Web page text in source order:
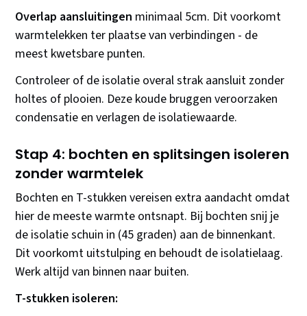
Overlap aansluitingen minimaal 5cm. Dit voorkomt
warmtelekken ter plaatse van verbindingen - de
meest kwetsbare punten.
Controleer of de isolatie overal strak aansluit zonder
holtes of plooien. Deze koude bruggen veroorzaken
condensatie en verlagen de isolatiewaarde.
Stap 4: bochten en splitsingen isoleren
zonder warmtelek
Bochten en T-stukken vereisen extra aandacht omdat
hier de meeste warmte ontsnapt. Bij bochten snij je
de isolatie schuin in (45 graden) aan de binnenkant.
Dit voorkomt uitstulping en behoudt de isolatielaag.
Werk altijd van binnen naar buiten.
T-stukken isoleren: